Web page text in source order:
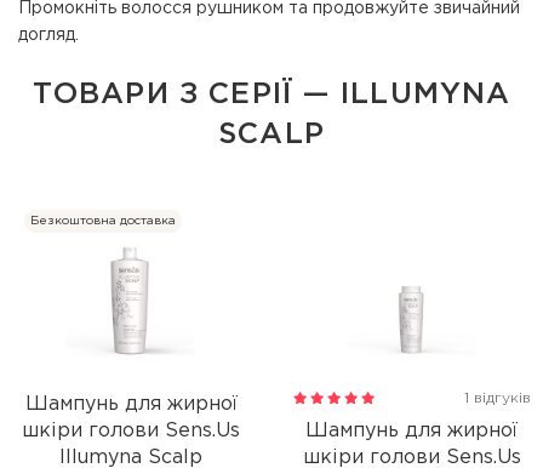
Промокніть волосся рушником та продовжуйте звичайний
догляд.
ТОВАРИ З СЕРІЇ — ILLUMYNA
SCALP
Безкоштовна доставка
Шампунь для жирної
шкіри голови Sens.Us
Illumyna Scalp
1 відгуків
Шампунь для жирної
шкіри голови Sens.Us